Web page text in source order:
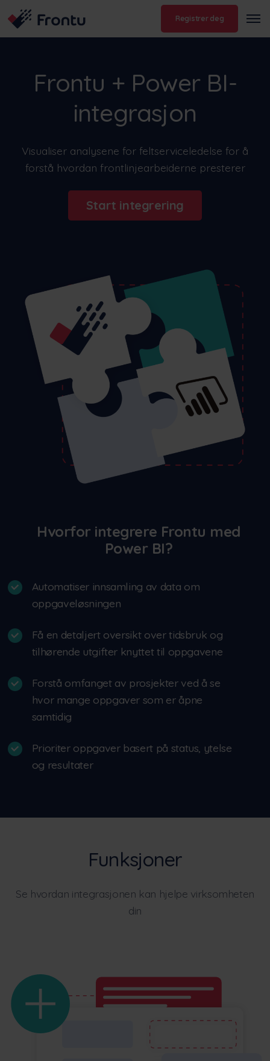
Registrer deg
Frontu + Power BI-
integrasjon
Visualiser analysene for feltserviceledelse for å
forstå hvordan frontlinjearbeiderne presterer
Start integrering
Hvorfor integrere Frontu med
Power BI?
Automatiser innsamling av data om
oppgaveløsningen
Få en detaljert oversikt over tidsbruk og
tilhørende utgifter knyttet til oppgavene
Forstå omfanget av prosjekter ved å se
hvor mange oppgaver som er åpne
samtidig
Prioriter oppgaver basert på status, ytelse
og resultater
Funksjoner
Se hvordan integrasjonen kan hjelpe virksomheten
din